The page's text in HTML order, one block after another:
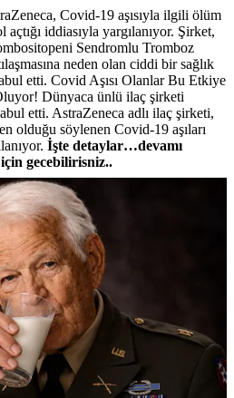
Covid-19 aşısıyla ilgili ölüm
iddiasıyla yargılanıyor. Şirket,
Sendromlu Tromboz
neden olan ciddi bir sağlık
etti. Covid Aşısı Olanlar Bu Etkiye
Dünyaca ünlü ilaç şirketi
etti. AstraZeneca adlı ilaç şirketi,
olduğu söylenen Covid-19 aşıları
İşte detaylar…devamı
gecebilirisniz..